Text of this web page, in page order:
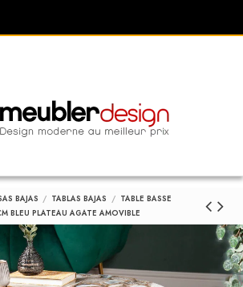
BAJAS TABLAS BAJAS
TABLE BASSE
BLEU PLATEAU AGATE AMOVIBLE